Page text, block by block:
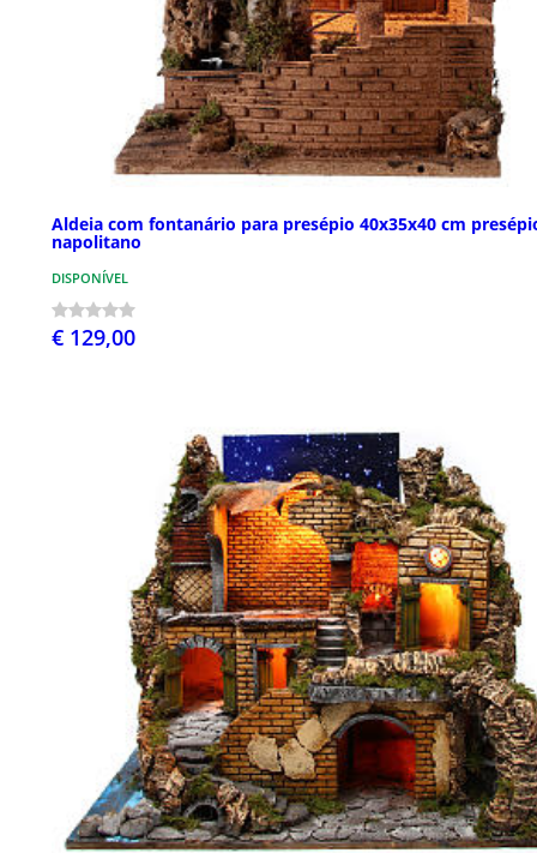
Aldeia com fontanário para presépio 40x35x40 cm
napolitano
DISPONÍVEL
€ 129,00